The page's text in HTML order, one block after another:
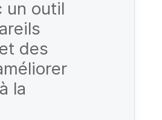
un outil
des
la